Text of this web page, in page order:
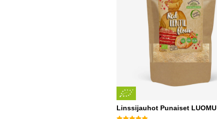
Linssijauhot Punaiset